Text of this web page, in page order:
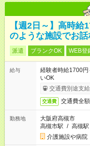
【週2日～】高時
のような施設でお
派遣 ブランクOK WEB登
給与
経験者時給1700
いOK
交通費別途支
交通費 交通費全
勤務地
大阪府高槻市
高槻市駅 / 高槻駅
介護施設や病